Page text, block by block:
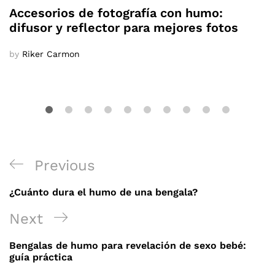
Accesorios de fotografía con humo:
difusor y reflector para mejores fotos
by Riker Carmon
Navegación
de
entradas
Previous
Post
Previous
¿Cuánto dura el humo de una bengala?
Next
Post
Next
Bengalas de humo para revelación de sexo bebé:
guía práctica